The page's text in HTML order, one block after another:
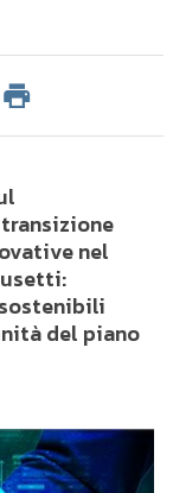
nel
del piano